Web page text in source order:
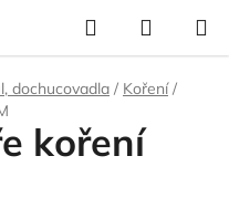
Hledat
KOŠÍK
dochucovadla / Koření /
koření